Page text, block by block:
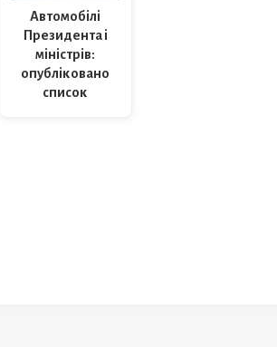
Автомобілі
Президента і
міністрів:
опубліковано
список